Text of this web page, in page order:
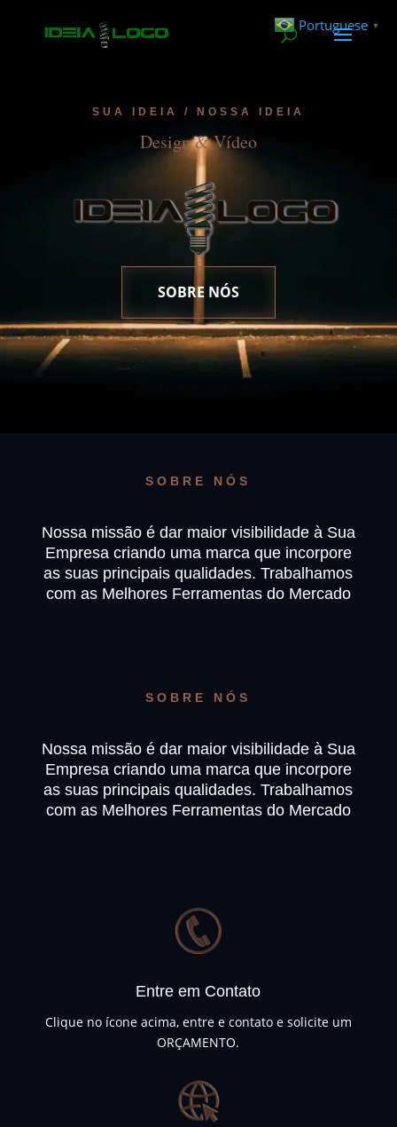
SUA IDEIA / NOSSA IDEIA
Design & Vídeo
SOBRE NÓS
SOBRE NÓS
Nossa missão é dar maior visibilidade à Sua
Empresa criando uma marca que incorpore
as suas principais qualidades. Trabalhamos
com as Melhores Ferramentas do Mercado
SOBRE NÓS
Nossa missão é dar maior visibilidade à Sua
Empresa criando uma marca que incorpore
as suas principais qualidades. Trabalhamos
com as Melhores Ferramentas do Mercado
Entre em Contato
Clique no ícone acima, entre e contato e solicite um
ORÇAMENTO.
Portuguese ▼